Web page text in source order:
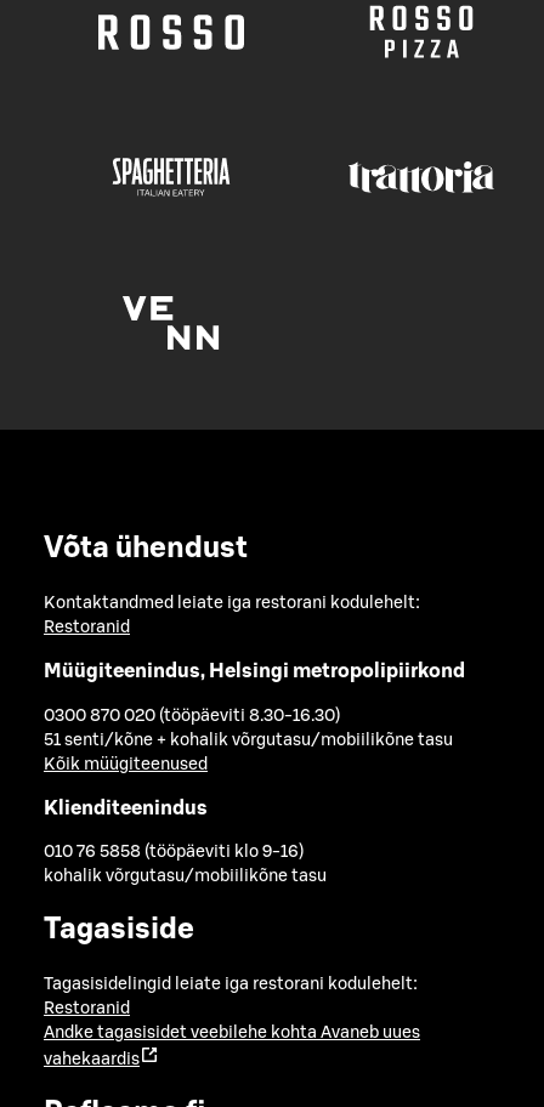
Võta ühendust
Kontaktandmed leiate iga restorani kodulehelt:
Restoranid
Müügiteenindus, Helsingi metropolipiirkond
0300 870 020 (tööpäeviti 8.30-16.30)
51 senti/kõne + kohalik võrgutasu/mobiilikõne tasu
Kõik müügiteenused
Klienditeenindus
010 76 5858 (tööpäeviti klo 9-16)
kohalik võrgutasu/mobiilikõne tasu
Tagasiside
Tagasisidelingid leiate iga restorani kodulehelt:
Restoranid
Andke tagasisidet veebilehe kohta Avaneb uues
vahekaardis